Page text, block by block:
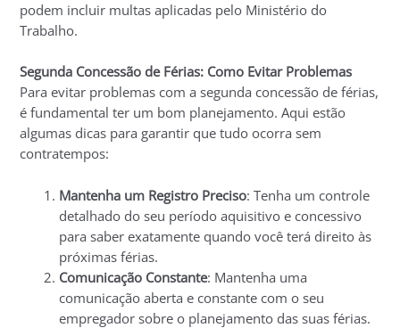
podem incluir multas aplicadas pelo Ministério do
Trabalho.
Segunda Concessão de Férias: Como Evitar Problemas
Para evitar problemas com a segunda concessão de férias,
é fundamental ter um bom planejamento. Aqui estão
algumas dicas para garantir que tudo ocorra sem
contratempos:
Mantenha um Registro Preciso: Tenha um controle
detalhado do seu período aquisitivo e concessivo
para saber exatamente quando você terá direito às
próximas férias.
Comunicação Constante: Mantenha uma
comunicação aberta e constante com o seu
empregador sobre o planejamento das suas férias.